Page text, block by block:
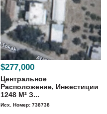
$277,000
Центральное
Расположение, Инвестиции
1248 M² З...
Исх. Номер: 738738